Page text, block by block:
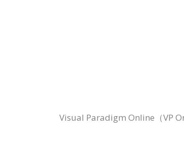
Visual Paradigm Online（VP